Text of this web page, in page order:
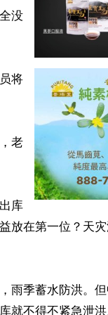
没
将
老
库
放在第一位？天
雨季蓄水防洪。
就不得不紧急泄